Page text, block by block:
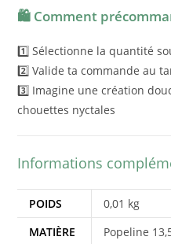
🛍️ Comment
1️⃣ Sélectionne la quantité
2️⃣ Valide ta commande au
3️⃣ Imagine une création
chouettes nyctales
Informations
POIDS
0,01 kg
MATIÈRE
Popeline